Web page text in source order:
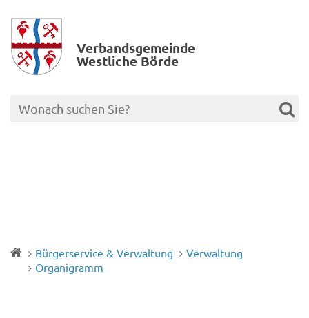
Verbands­gemeinde
Westliche Börde
Bürgerservice & Verwaltung
Verwaltung
Organigramm